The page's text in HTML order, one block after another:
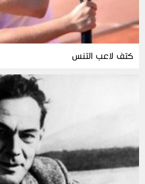
كتف لاعب التنس